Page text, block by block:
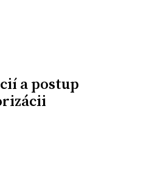
a postup